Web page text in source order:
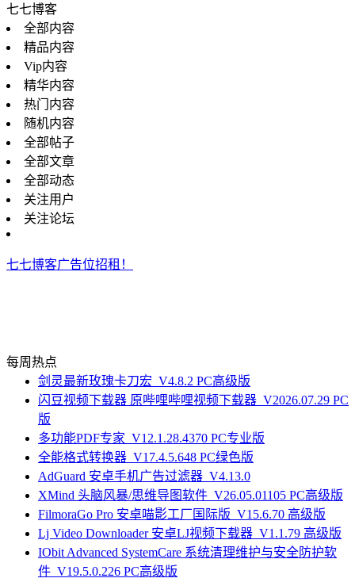
七七博客
全部内容
精品内容
Vip内容
精华内容
热门内容
随机内容
全部帖子
全部文章
全部动态
关注用户
关注论坛
七七博客广告位招租！
每周热点
剑灵最新玫瑰卡刀宏_V4.8.2 PC高级版
闪豆视频下载器 原哔哩哔哩视频下载器_V2026.07.29 PC
版
多功能PDF专家_V12.1.28.4370 PC专业版
全能格式转换器_V17.4.5.648 PC绿色版
AdGuard 安卓手机广告过滤器_V4.13.0
XMind 头脑风暴/思维导图软件_V26.05.01105 PC高级版
FilmoraGo Pro 安卓喵影工厂国际版_V15.6.70 高级版
Lj Video Downloader 安卓LJ视频下载器_V1.1.79 高级版
IObit Advanced SystemCare 系统清理维护与安全防护软
件_V19.5.0.226 PC高级版